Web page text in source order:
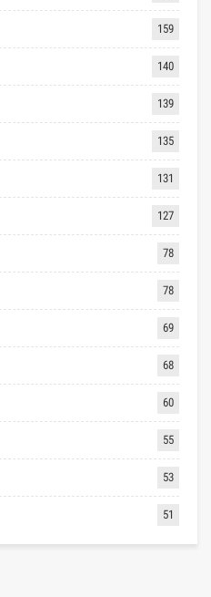
159
140
139
135
131
127
78
78
69
68
60
55
53
51